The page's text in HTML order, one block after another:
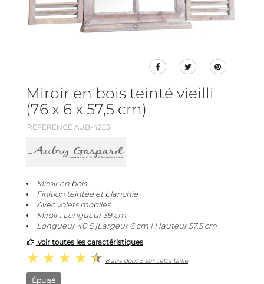
Miroir en bois teinté vieilli
(76 x 6 x 57,5 cm)
REFERENCE AUB-4253
Miroir en bois
Finition teintée et blanchie
Avec volets mobiles
Miroir : Longueur 39 cm
Longueur 40.5 |Largeur 6 cm | Hauteur 57.5 cm
voir toutes les caractéristiques
8 avis dont 5 sur cette taille
Épuisé